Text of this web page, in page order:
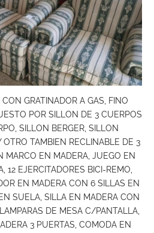
GRATINADOR A GAS, FINO
POR SILLON DE 3 CUERPOS
SILLON BERGER, SILLON
OTRO TAMBIEN RECLINABLE DE 3
MARCO EN MADERA, JUEGO EN
12 EJERCITADORES BICI-REMO,
EN MADERA CON 6 SILLAS EN
SUELA, SILLA EN MADERA CON
DE MESA C/PANTALLA,
3 PUERTAS, COMODA EN